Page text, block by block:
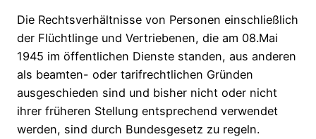
Die Rechtsverhältnisse von Personen einschließlich
der Flüchtlinge und Vertriebenen, die am 08.Mai
1945 im öffentlichen Dienste standen, aus anderen
als beamten- oder tarifrechtlichen Gründen
ausgeschieden sind und bisher nicht oder nicht
ihrer früheren Stellung entsprechend verwendet
werden, sind durch Bundesgesetz zu regeln.